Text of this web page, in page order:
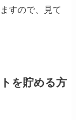
すので、見て
を貯める方